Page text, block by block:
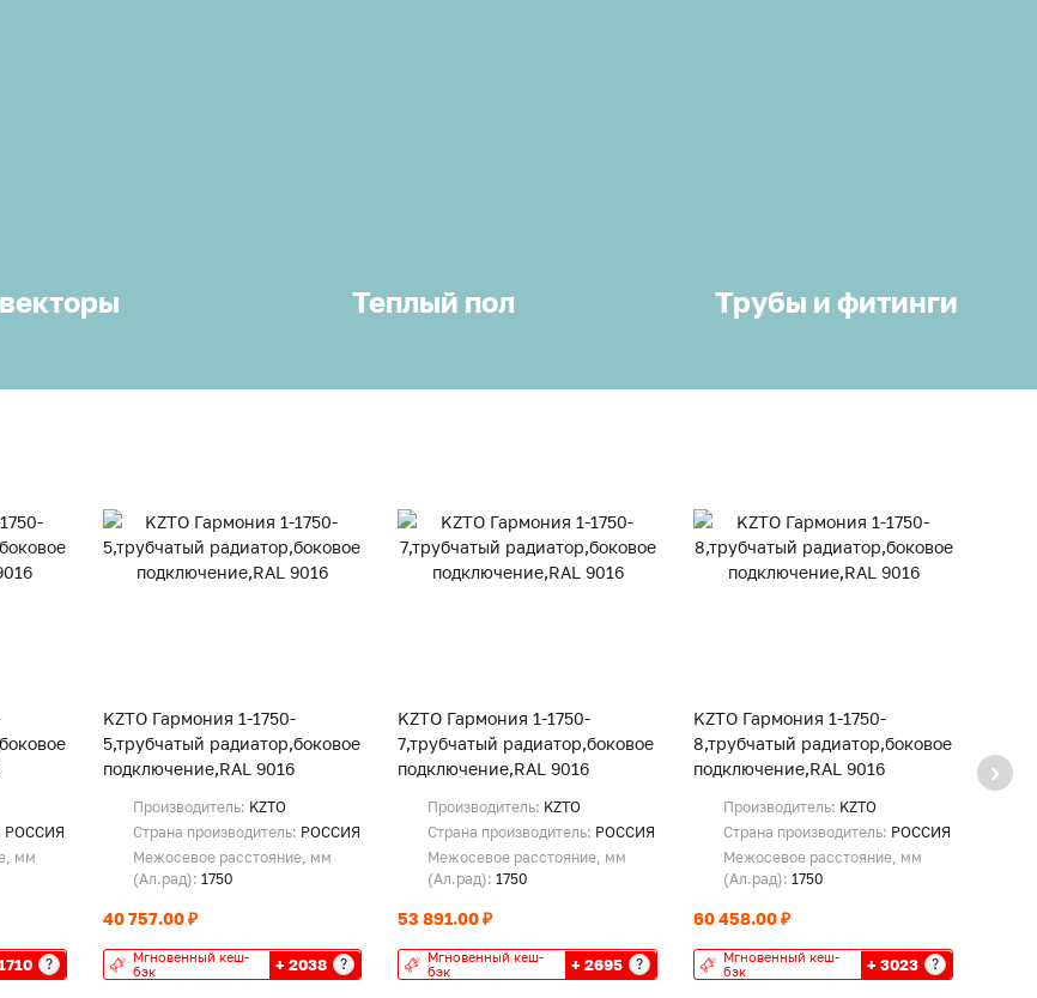
Теплый пол Трубы и фитинги
РОССИЯ
мм
?
KZTO Гармония 1-1750-
5,трубчатый радиатор,боковое
подключение,RAL 9016
Производитель: KZTO
Страна производитель: РОССИЯ
Межосевое расстояние, мм
(Ал.рад): 1750
40 757.00 ₽
Мгновенный кеш-
бэк
+ 2038 ?
KZTO Гармония 1-1750-
7,трубчатый радиатор,боковое
подключение,RAL 9016
Производитель: KZTO
Страна производитель: РОССИЯ
Межосевое расстояние, мм
(Ал.рад):1750
53 891.00 ₽
Мгновенный кеш-
бэк
+ 2695 ?
KZTO Гармония 1-1750-
8,трубчатый радиатор,боковое
подключение,RAL 9016
Производитель: KZTO
Страна производитель: РОССИЯ
Межосевое расстояние, мм
(Ал.рад):1750
60 458.00 ₽
Мгновенный кеш-
бэк
+ 3023 ?